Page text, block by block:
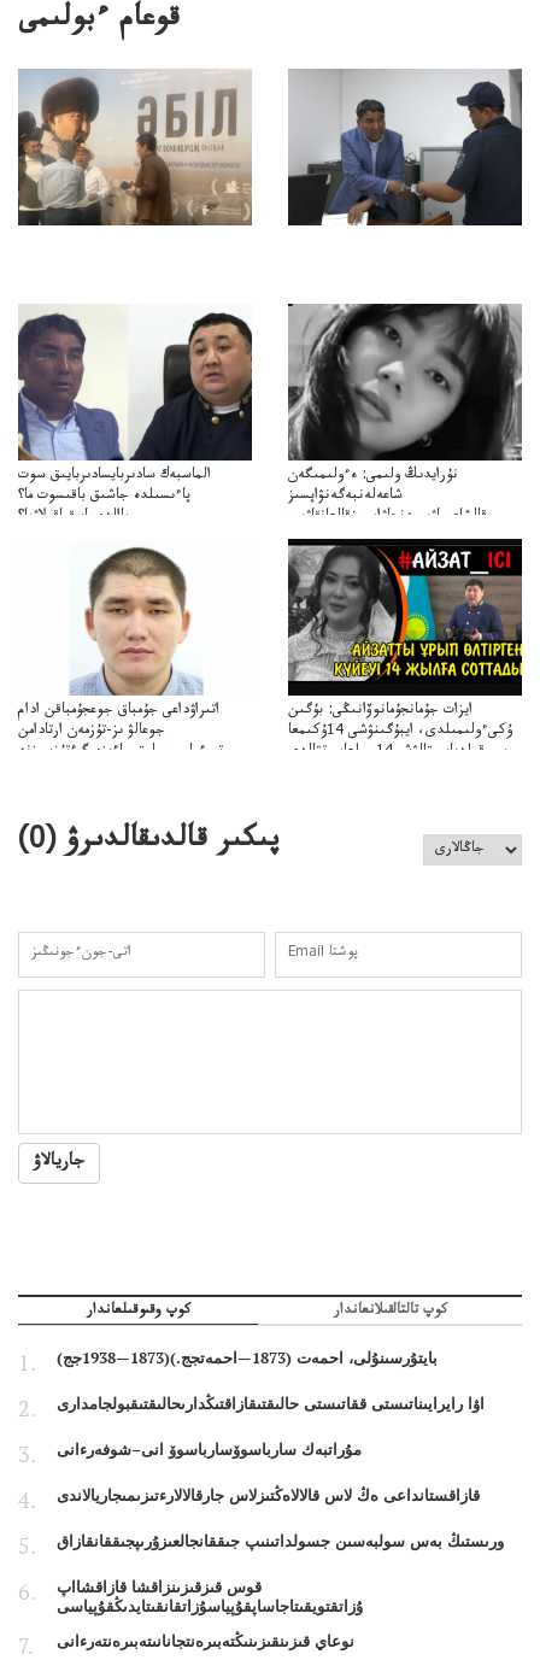
قوعام ءبولىمى
الماسبەك سادىربايسادىربايىق سوت
پاءىسىلدە جاشىق باقىسوت ما؟
پاالدەجابىقباقىلاۋما؟
نۇرايدىڭ ولىمى: ەءولىمىگەن
شاعەلەنبەگەنۋاپسىز
قالشاعىماۋىپمەنجاۋاپسىزقالعانقاۋىپ
اتىراۋداعى جۇمباق جوعجۇمباقن ادام
جوعالۋ ىز-تۇزمەن ارتادامن
وتبءولىمىپوليتسياءىزەرگءتۇزسىزنە
ايزات جۇمانجۇمانوۆانىڭى: بۇگىن
ۇكىءولىمىلدى، ايبۇگىنۋشى 14ۇكىمعا
سووقىلدىايىپتالۋشى14جىلعاسوتتالدى
پىكىر قالدىقالدىرۋ (0
)
جاريالاۋ
كوپ وقىوقىلعاندار كوپ تالتالقىلانعاندار
بايتۇرسىنۇلى، احمەت (1873—احمەتجج.)(1873—1938جج)
اۋا رايرايىناتىستى ققاتىستى حالىقتىقازاقتىڭدارىحالىقتىقبولجامدارى
مۇراتبەك سارباسوۆسارباسوۆ انى–شوفەرءانى
قازاقستانداعى ەڭ لاس قالالاەڭتىزلاس جارقالالارءتىزىمىجاريالاندى
ورىستىڭ بەس سولبەسىن جسولداتىنىپ جىققانجالعىزۇرىپجىققانقازاق
قوس قىزقىزىنزاقشا قازاقشااپ
ۇزاتقتويقىتاجاساپقۇپياسۇزاتقانقىتايدىڭقۇپياسى
نوعاي قىزىنقىزىنىڭتەبىرەنتجانانىتەبىرەنتەرءانى